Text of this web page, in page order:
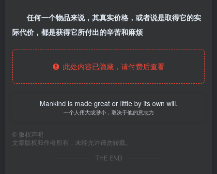
任何一个物品来说，其真实价格，或者说是取得它的实
际代价，都是获得它所付出的辛苦和麻烦
此处内容已隐藏，请付费后查看
Mankind is made great or little by its own will.
一个人伟大或渺小，取决于他的意志力
© 版权声明
文章版权归作者所有，未经允许请勿转载。
THE END